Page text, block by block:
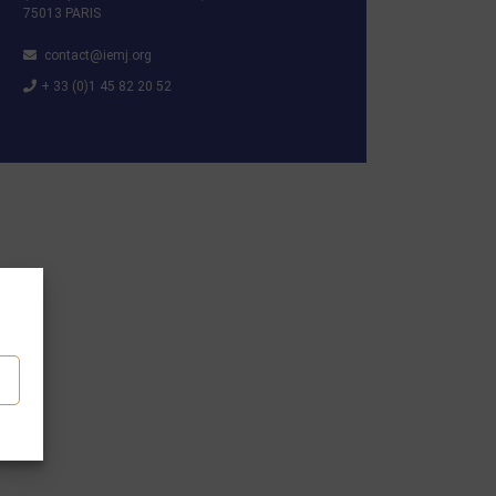
75013 PARIS
contact@iemj.org
+ 33 (0)1 45 82 20 52